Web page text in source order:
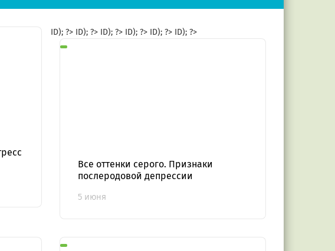
ID); ?> ID); ?> ID); ?>
Все оттенки серого. Признаки
послеродовой депрессии
5 июня
ID); ?> ID); ?> ID); ?>